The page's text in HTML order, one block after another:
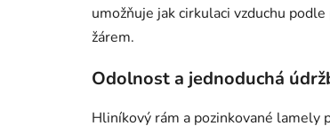
umožňuje jak cirkulaci vzduchu
žárem.
Odolnost a jednoduchá
Hliníkový rám a pozinkované lamely